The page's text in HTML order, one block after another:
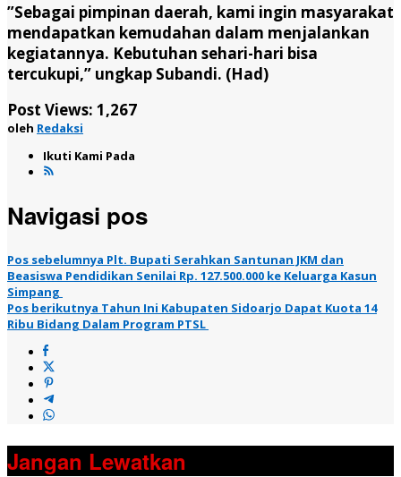
”Sebagai pimpinan daerah, kami ingin masyarakat
mendapatkan kemudahan dalam menjalankan
kegiatannya. Kebutuhan sehari-hari bisa
tercukupi,” ungkap Subandi. (Had)
Post Views: 1,267
oleh Redaksi
Ikuti Kami Pada
Navigasi pos
Pos sebelumnya Plt. Bupati Serahkan Santunan JKM dan
Beasiswa Pendidikan Senilai Rp. 127.500.000 ke Keluarga Kasun
Simpang
Pos berikutnya Tahun Ini Kabupaten Sidoarjo Dapat Kuota 14
Ribu Bidang Dalam Program PTSL
Jangan Lewatkan